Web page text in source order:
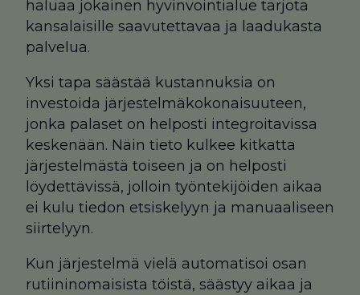
haluaa jokainen hyvinvointialue tarjota
kansalaisille saavutettavaa ja laadukasta
palvelua.
Yksi tapa säästää kustannuksia on
investoida järjestelmäkokonaisuuteen,
jonka palaset on helposti integroitavissa
keskenään. Näin tieto kulkee kitkatta
järjestelmästä toiseen ja on helposti
löydettävissä, jolloin työntekijöiden aikaa
ei kulu tiedon etsiskelyyn ja manuaaliseen
siirtelyyn.
Kun järjestelmä vielä automatisoi osan
rutiininomaisista töistä, säästyy aikaa ja